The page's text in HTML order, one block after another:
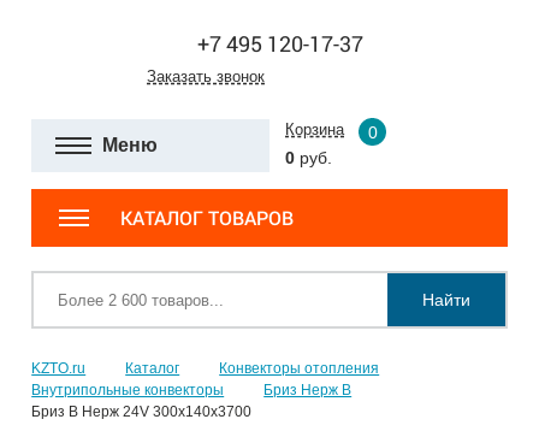
+7 495 120-17-37
Заказать звонок
Меню
Корзина
0
0 руб.
КАТАЛОГ ТОВАРОВ
Найти
KZTO.ru Каталог
Конвекторы отопления
Внутрипольные конвекторы
Бриз Нерж В
Бриз В Нерж 24V 300x140x3700